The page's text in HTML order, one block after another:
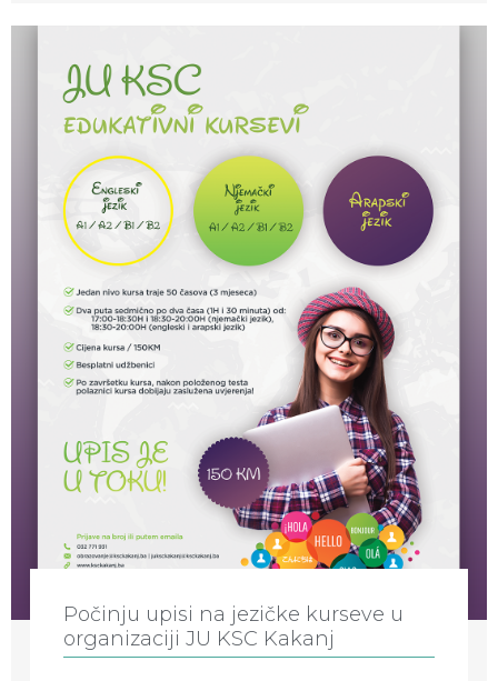
Počinju upisi na jezičke kurseve u
organizaciji JU KSC Kakanj